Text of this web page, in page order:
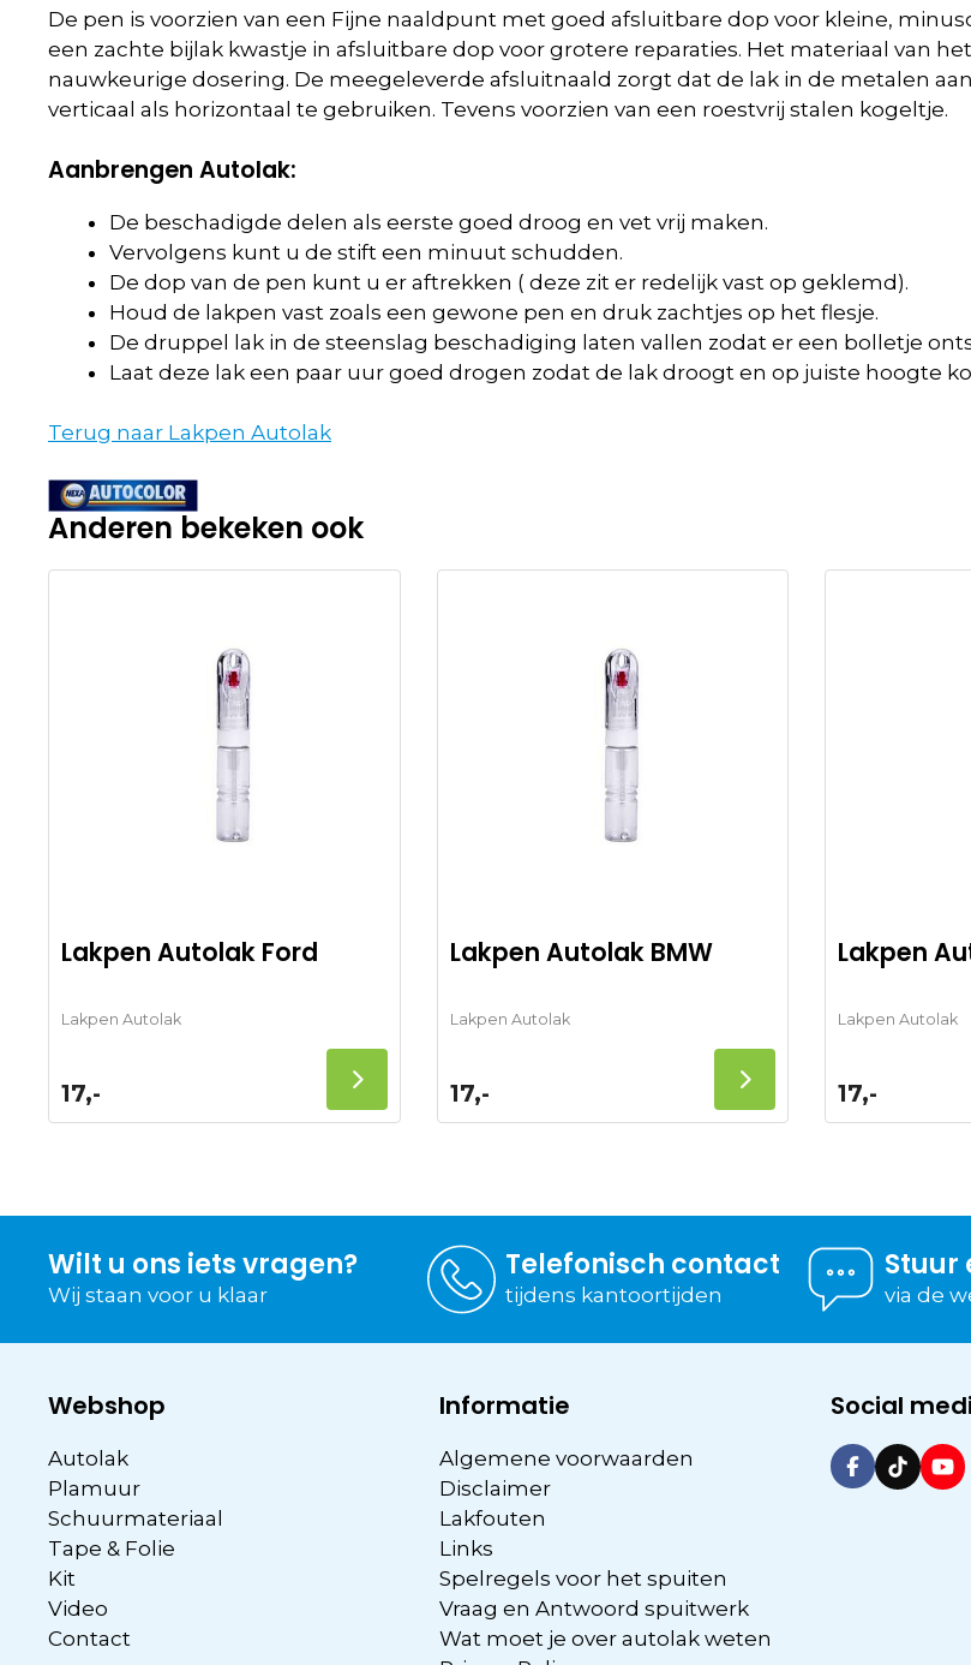
De pen is voorzien van een Fijne naaldpunt met goed afsluitbare dop voor kleine,
een zachte bijlak kwastje in afsluitbare dop voor grotere reparaties. Het materiaal van
nauwkeurige dosering. De meegeleverde afsluitnaald zorgt dat de lak in de metalen
verticaal als horizontaal te gebruiken. Tevens voorzien van een roestvrij stalen kogeltje.
Aanbrengen Autolak:
De beschadigde delen als eerste goed droog en vet vrij maken.
Vervolgens kunt u de stift een minuut schudden.
De dop van de pen kunt u er aftrekken ( deze zit er redelijk vast op geklemd).
Houd de lakpen vast zoals een gewone pen en druk zachtjes op het flesje.
De druppel lak in de steenslag beschadiging laten vallen zodat er een bolletje
Laat deze lak een paar uur goed drogen zodat de lak droogt en op juiste hoogte
Terug naar Lakpen Autolak
Anderen bekeken ook
Lakpen Autolak Ford
Lakpen Autolak
17,-
Lakpen Autolak BMW
Lakpen Autolak
17,-
Lakpen
Lakpen Autolak
17,-
Wilt u ons iets vragen?
Wij staan voor u klaar
Telefonisch contact
tijdens kantoortijden
Stuur
via de
Webshop
Autolak
Plamuur
Schuurmateriaal
Tape & Folie
Kit
Video
Contact
Informatie
Algemene voorwaarden
Disclaimer
Lakfouten
Links
Spelregels voor het spuiten
Vraag en Antwoord spuitwerk
Wat moet je over autolak weten
Social